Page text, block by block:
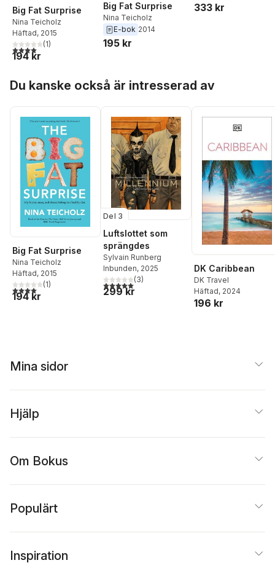
Big Fat Surprise
Nina Teicholz
Häftad, 2015
4,0utav 5 stjärnor. Totalt antal röster:
(1)
194 kr
Big Fat Surprise
Nina Teicholz
E-bok 2014
195 kr
333 kr
Du kanske också är intresserad av
Big Fat Surprise
Nina Teicholz
Häftad, 2015
4,0utav 5 stjärnor. Totalt antal röster:
(1)
194 kr
Del 3
Luftslottet som
sprängdes
Sylvain Runberg
Inbunden, 2025
5,0utav 5 stjärnor. Totalt antal röster:
(3)
299 kr
DK Caribbean
DK Travel
Häftad, 2024
196 kr
Mina sidor
Hjälp
Om Bokus
Populärt
Inspiration